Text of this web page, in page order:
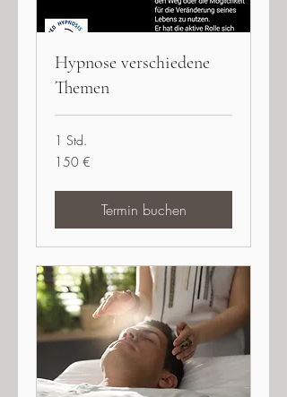
Hypnose verschiedene
Themen
1 Std.
150
Euro
150 €
Termin buchen